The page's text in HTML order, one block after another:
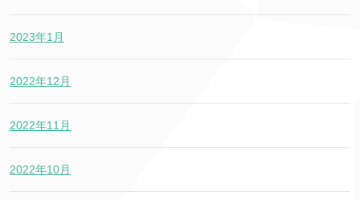
2023年1月
2022年12月
2022年11月
2022年10月